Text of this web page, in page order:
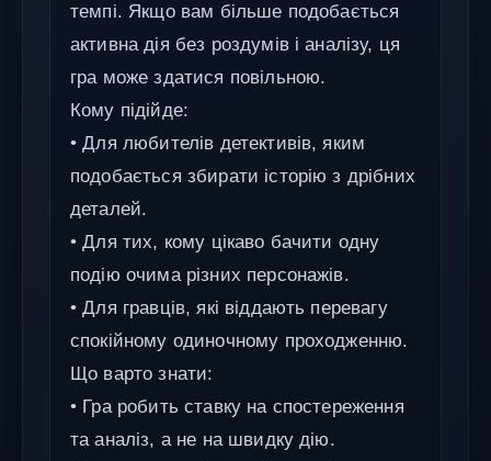
темпі. Якщо вам більше подобається
активна дія без роздумів і аналізу, ця
гра може здатися повільною.
Кому підійде:
• Для любителів детективів, яким
подобається збирати історію з дрібних
деталей.
• Для тих, кому цікаво бачити одну
подію очима різних персонажів.
• Для гравців, які віддають перевагу
спокійному одиночному проходженню.
Що варто знати:
• Гра робить ставку на спостереження
та аналіз, а не на швидку дію.